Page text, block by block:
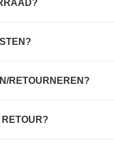
RETOURNEREN?